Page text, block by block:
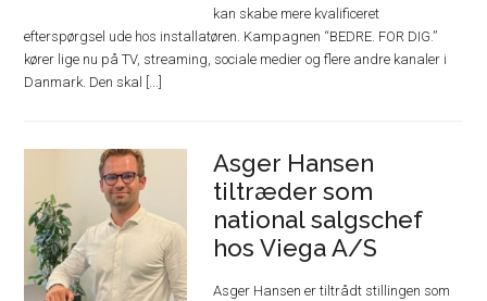
kan skabe mere kvalificeret
efterspørgsel ude hos installatøren. Kampagnen “BEDRE. FOR DIG.”
kører lige nu på TV, streaming, sociale medier og flere andre kanaler i
Danmark. Den skal [...]
Asger Hansen
tiltræder som
national salgschef
hos Viega A/S
Asger Hansen er tiltrådt stillingen som